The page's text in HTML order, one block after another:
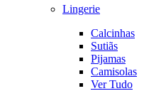
Lingerie
Calcinhas
Sutiãs
Pijamas
Camisolas
Ver Tudo